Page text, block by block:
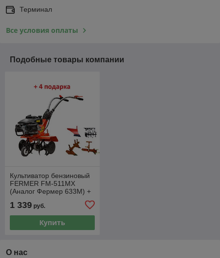
Терминал
Все условия оплаты
Подобные товары компании
Культиватор бензиновый
FERMER FM-511MX
(Аналог Фермер 633M) +
Сцепка + 2 Бонуса
1 339 руб.
Купить
О нас